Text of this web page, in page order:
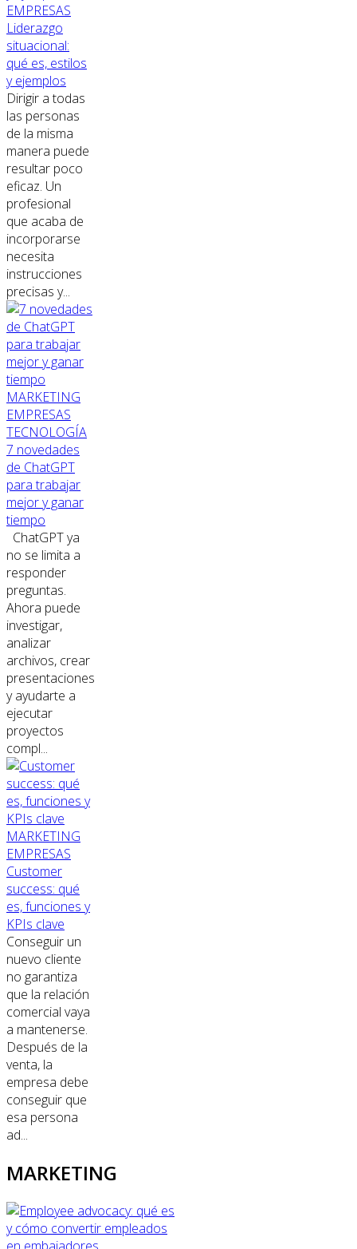
EMPRESAS
Liderazgo
situacional:
qué es, estilos
y ejemplos
Dirigir a todas
las personas
de la misma
manera puede
resultar poco
eficaz. Un
profesional
que acaba de
incorporarse
necesita
instrucciones
precisas y...
MARKETING
EMPRESAS
TECNOLOGÍA
7 novedades
de ChatGPT
para trabajar
mejor y ganar
tiempo
ChatGPT ya
no se limita a
responder
preguntas.
Ahora puede
investigar,
analizar
archivos, crear
presentaciones
y ayudarte a
ejecutar
proyectos
compl...
MARKETING
EMPRESAS
Customer
success: qué
es, funciones y
KPIs clave
Conseguir un
nuevo cliente
no garantiza
que la relación
comercial vaya
a mantenerse.
Después de la
venta, la
empresa debe
conseguir que
esa persona
ad...
MARKETING